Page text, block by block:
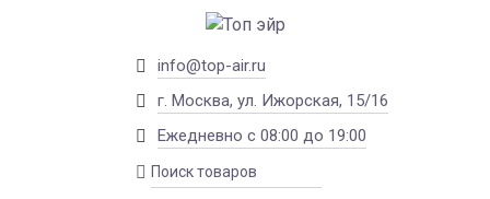
info@top-air.ru
г. Москва, ул. Ижорская, 15/16
Ежедневно с 08:00 до 19:00